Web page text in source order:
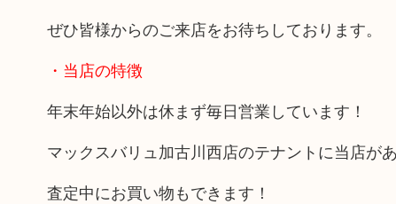
ぜひ皆様からのご来店をお待ちしております。
・当店の特徴
年末年始以外は休まず毎日営業しています！
マックスバリュ加古川西店のテナントに当店があ
査定中にお買い物もできます！